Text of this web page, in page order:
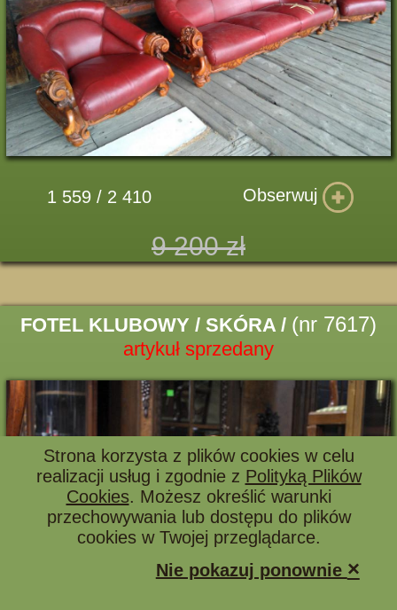
1 559 / 2 410 Obserwuj
9 200 zł
FOTEL KLUBOWY / SKÓRA / (nr 7617)
artykuł sprzedany
Strona korzysta z plików cookies w celu
realizacji usług i zgodnie z Polityką Plików
Cookies. Możesz określić warunki
przechowywania lub dostępu do plików
cookies w Twojej przeglądarce.
Nie pokazuj ponownie ×